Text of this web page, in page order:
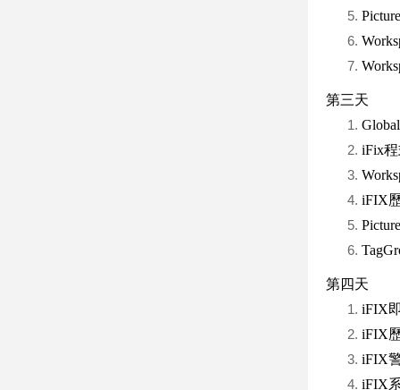
第三天
iFix
iFIX
第四天
iFIX
iFIX
iFIX
iFIX